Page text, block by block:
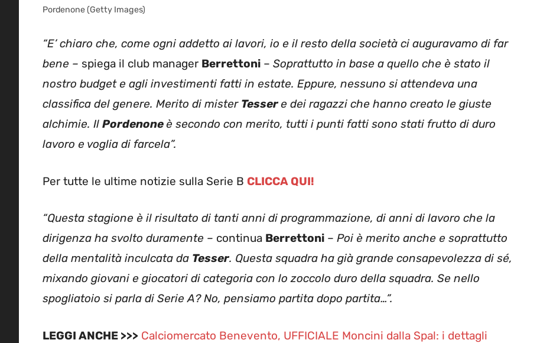
Pordenone (Getty Images)
“E’ chiaro che, come ogni addetto ai lavori, io e il resto della società ci auguravamo di far
bene – spiega il club manager Berrettoni – Soprattutto in base a quello che è stato il
nostro budget e agli investimenti fatti in estate. Eppure, nessuno si attendeva una
classifica del genere. Merito di mister Tessere dei ragazzi che hanno creato le giuste
alchimie. Il Pordenoneè secondo con merito, tutti i punti fatti sono stati frutto di duro
lavoro e voglia di farcela”.
Per tutte le ultime notizie sulla Serie B CLICCA QUI!
“Questa stagione è il risultato di tanti anni di programmazione, di anni di lavoro che la
dirigenza ha svolto duramente – continua Berrettoni – Poi è merito anche e soprattutto
della mentalità inculcata da Tesser. Questa squadra ha già grande consapevolezza di sé,
mixando giovani e giocatori di categoria con lo zoccolo duro della squadra. Se nello
spogliatoio si parla di Serie A? No, pensiamo partita dopo partita…”.
LEGGI ANCHE >>> Calciomercato Benevento, UFFICIALE Moncini dalla Spal: i dettagli